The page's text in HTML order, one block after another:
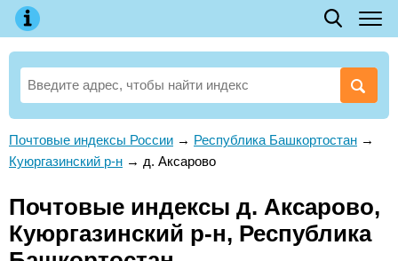
Почтовые индексы России → Республика Башкортостан →
Куюргазинский р-н → д. Аксарово
Почтовые индексы д. Аксарово,
Куюргазинский р-н, Республика